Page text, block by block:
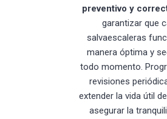
preventivo y
garantizar que
salvaescaleras
manera óptima y
todo momento.
revisiones
extender la vida útil
asegurar la